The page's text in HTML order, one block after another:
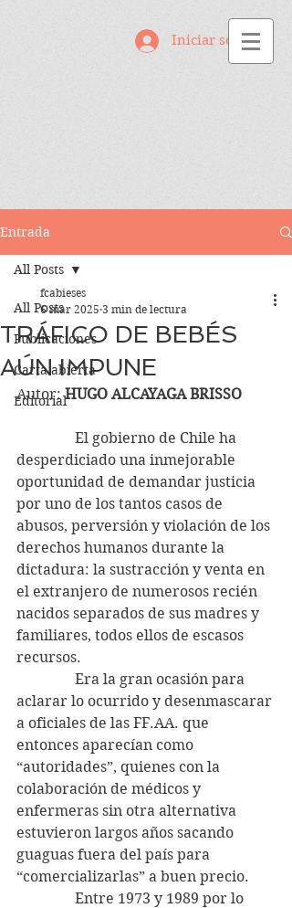
Iniciar sesión
Entrada
All Posts
Publicaciones
Carta abierta
Editorial
All Posts
TRÁFICO DE BEBÉS
AÚN IMPUNE
fcabieses
6 mar 2025 3 min de lectura
Autor: HUGO ALCAYAGA BRISSO
El gobierno de Chile ha
desperdiciado una inmejorable
oportunidad de demandar justicia
por uno de los tantos casos de
abusos, perversión y violación de los
derechos humanos durante la
dictadura: la sustracción y venta en
el extranjero de numerosos recién
nacidos separados de sus madres y
familiares, todos ellos de escasos
recursos.
Era la gran ocasión para
aclarar lo ocurrido y desenmascarar
a oficiales de las FF.AA. que
entonces aparecían como
“autoridades”, quienes con la
colaboración de médicos y
enfermeras sin otra alternativa
estuvieron largos años sacando
guaguas fuera del país para
“comercializarlas” a buen precio.
Entre 1973 y 1989 por lo